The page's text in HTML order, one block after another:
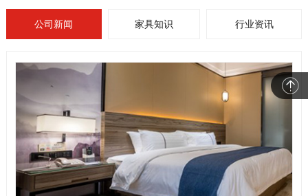
公司新闻 家具知识 行业资讯